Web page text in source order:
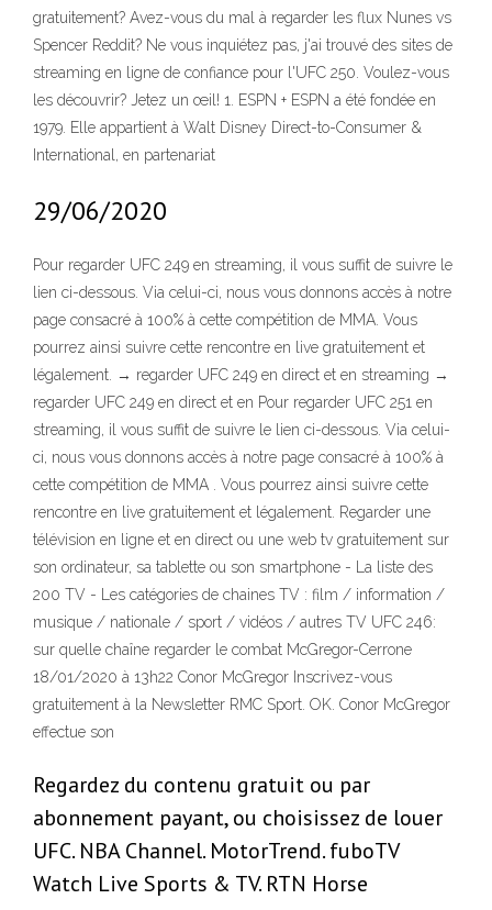
gratuitement? Avez-vous du mal à regarder les flux Nunes vs
Spencer Reddit? Ne vous inquiétez pas, j'ai trouvé des sites de
streaming en ligne de confiance pour l'UFC 250. Voulez-vous
les découvrir? Jetez un œil! 1. ESPN + ESPN a été fondée en
1979. Elle appartient à Walt Disney Direct-to-Consumer &
International, en partenariat
29/06/2020
Pour regarder UFC 249 en streaming, il vous suffit de suivre le
lien ci-dessous. Via celui-ci, nous vous donnons accès à notre
page consacré à 100% à cette compétition de MMA. Vous
pourrez ainsi suivre cette rencontre en live gratuitement et
légalement. → regarder UFC 249 en direct et en streaming →
regarder UFC 249 en direct et en Pour regarder UFC 251 en
streaming, il vous suffit de suivre le lien ci-dessous. Via celui-
ci, nous vous donnons accès à notre page consacré à 100% à
cette compétition de MMA . Vous pourrez ainsi suivre cette
rencontre en live gratuitement et légalement. Regarder une
télévision en ligne et en direct ou une web tv gratuitement sur
son ordinateur, sa tablette ou son smartphone - La liste des
200 TV - Les catégories de chaines TV : film / information /
musique / nationale / sport / vidéos / autres TV UFC 246:
sur quelle chaîne regarder le combat McGregor-Cerrone
18/01/2020 à 13h22 Conor McGregor Inscrivez-vous
gratuitement à la Newsletter RMC Sport. OK. Conor McGregor
effectue son
Regardez du contenu gratuit ou par
abonnement payant, ou choisissez de louer
UFC. NBA Channel. MotorTrend. fuboTV
Watch Live Sports & TV. RTN Horse